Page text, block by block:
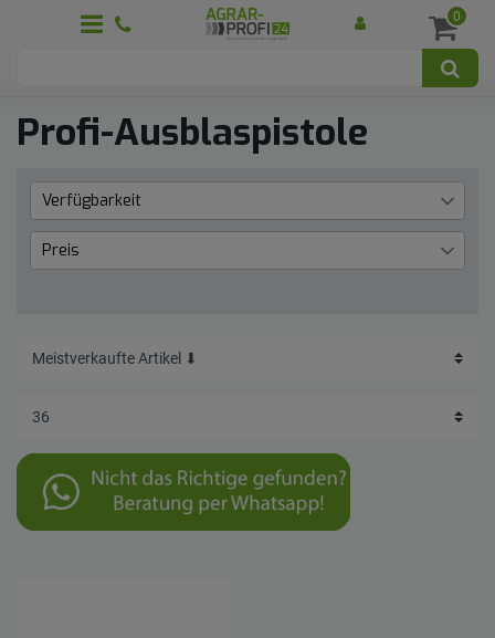
0
Profi-Ausblaspistole
Verfügbarkeit
Lieferzeit 1 bis 3 Werktage 1
Preis